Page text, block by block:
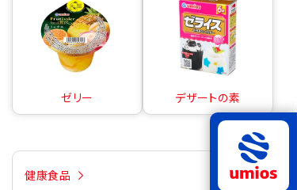
ゼリー デザートの素
健康食品